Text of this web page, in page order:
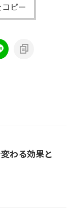
ピー
わる効果と